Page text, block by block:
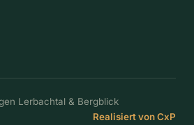
Lerbachtal & Bergblick
Realisiert von CxP